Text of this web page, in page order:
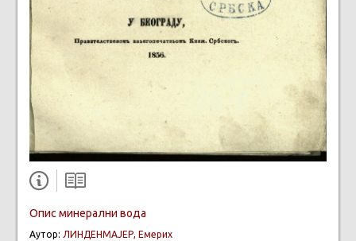
Опис минерални вода
Аутор: ЛИНДЕНМАЈЕР, Емерих